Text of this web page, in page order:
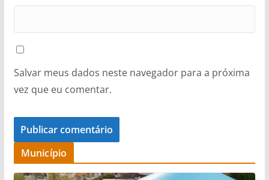
Salvar meus dados neste navegador para a próxima
vez que eu comentar.
Município